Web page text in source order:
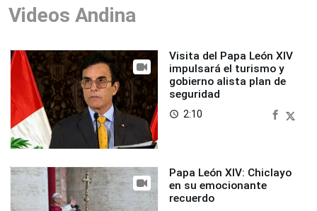
Videos Andina
Visita del Papa León XIV
impulsará el turismo y
gobierno alista plan de
seguridad
access_time 2:10
Papa León XIV: Chiclayo
en su emocionante
recuerdo